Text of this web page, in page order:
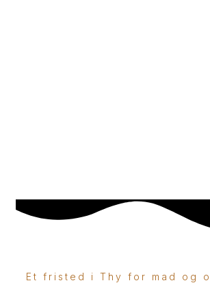
Et fristed i Thy for mad og